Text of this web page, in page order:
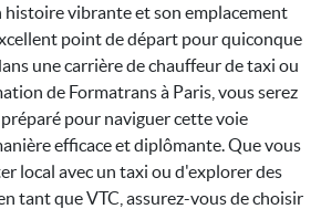
histoire vibrante et son emplacement
point de départ pour quiconque
une carrière de chauffeur de taxi ou
de Formatrans à Paris, vous serez
pour naviguer cette voie
efficace et diplômante. Que vous
local avec un taxi ou d'explorer des
tant que VTC, assurez-vous de choisir